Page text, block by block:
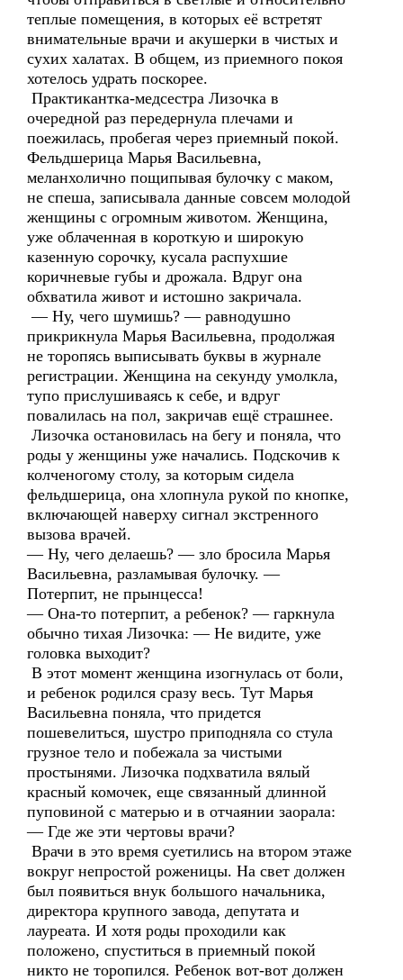
теплые помещения, в которых её встретят
внимательные врачи и акушерки в чистых и
сухих халатах. В общем, из приемного покоя
хотелось удрать поскорее.
Практикантка-медсестра Лизочка в
очередной раз передернула плечами и
поежилась, пробегая через приемный покой.
Фельдшерица Марья Васильевна,
меланхолично пощипывая булочку с маком,
не спеша, записывала данные совсем молодой
женщины с огромным животом. Женщина,
уже облаченная в короткую и широкую
казенную сорочку, кусала распухшие
коричневые губы и дрожала. Вдруг она
обхватила живот и истошно закричала.
— Ну, чего шумишь? — равнодушно
прикрикнула Марья Васильевна, продолжая
не торопясь выписывать буквы в журнале
регистрации. Женщина на секунду умолкла,
тупо прислушиваясь к себе, и вдруг
повалилась на пол, закричав ещё страшнее.
Лизочка остановилась на бегу и поняла, что
роды у женщины уже начались. Подскочив к
колченогому столу, за которым сидела
фельдшерица, она хлопнула рукой по кнопке,
включающей наверху сигнал экстренного
вызова врачей.
— Ну, чего делаешь? — зло бросила Марья
Васильевна, разламывая булочку. —
Потерпит, не прынцесса!
— Она-то потерпит, а ребенок? — гаркнула
обычно тихая Лизочка: — Не видите, уже
головка выходит?
В этот момент женщина изогнулась от боли,
и ребенок родился сразу весь. Тут Марья
Васильевна поняла, что придется
пошевелиться, шустро приподняла со стула
грузное тело и побежала за чистыми
простынями. Лизочка подхватила вялый
красный комочек, еще связанный длинной
пуповиной с матерью и в отчаянии заорала:
— Где же эти чертовы врачи?
Врачи в это время суетились на втором этаже
вокруг непростой роженицы. На свет должен
был появиться внук большого начальника,
директора крупного завода, депутата и
лауреата. И хотя роды проходили как
положено, спуститься в приемный покой
никто не торопился. Ребенок вот-вот должен